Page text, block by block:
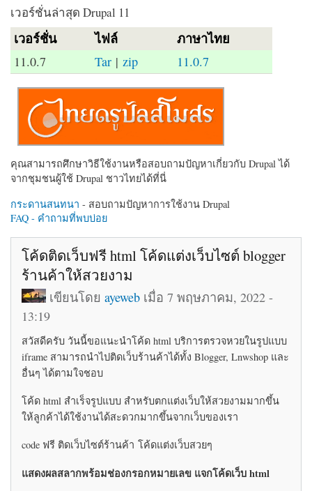
เวอร์ชั่นล่าสุด Drupal 11
เวอร์ชั่น ไฟล์ ภาษาไทย
11.0.7 Tar | zip 11.0.7
คุณสามารถศึกษาวิธีใช้งานหรือสอบถามปัญหาเกี่ยวกับ Drupal ได้
จากชุมชนผู้ใช้ Drupal ชาวไทยได้ที่นี่
กระดานสนทนา - สอบถามปัญหาการใช้งาน Drupal
FAQ - คำถามที่พบบ่อย
โค้ดติดเว็บฟรี html โค้ดแต่งเว็บไซต์ blogger
ร้านค้าให้สวยงาม
เขียนโดยayeweb เมื่อ 7 พฤษภาคม, 2022 -
13:19
สวัสดีครับ วันนี้ขอแนะนำโค้ด html บริการตรวจหวยในรูปแบบ
iframe สามารถนำไปติดเว็บร้านค้าได้ทั้ง Blogger, Lnwshop และ
อื่นๆ ได้ตามใจชอบ
โค้ด html สำเร็จรูปแบบ สำหรับตกแต่งเว็บให้สวยงามมากขึ้น
ให้ลูกค้าได้ใช้งานได้สะดวกมากขึ้นจากเว็บของเรา
code ฟรี ติดเว็บไซต์ร้านค้า โค้ดแต่งเว็บสวยๆ
แสดงผลสลากพร้อมช่องกรอกหมายเลข แจกโค้ดเว็บ html